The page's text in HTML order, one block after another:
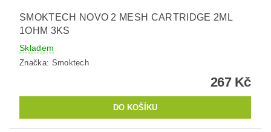
SMOKTECH NOVO 2 MESH CARTRIDGE 2ML
1OHM 3KS
Skladem
Značka: Smoktech
267 Kč